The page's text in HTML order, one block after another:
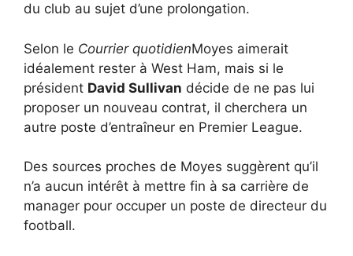
du club au sujet d’une prolongation.
Selon le Courrier quotidienMoyes aimerait
idéalement rester à West Ham, mais si le
président David Sullivan décide de ne pas lui
proposer un nouveau contrat, il cherchera un
autre poste d’entraîneur en Premier League.
Des sources proches de Moyes suggèrent qu’il
n’a aucun intérêt à mettre fin à sa carrière de
manager pour occuper un poste de directeur du
football.